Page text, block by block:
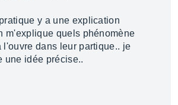
y a une explication
m'explique quels phénomène
l'ouvre dans leur partique.. je
une idée précise..